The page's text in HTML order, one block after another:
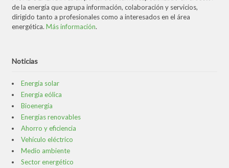
de la energía que agrupa información, colaboración y servicios,
dirigido tanto a profesionales como a interesados en el área
energética. Más información.
Noticias
Energía solar
Energía eólica
Bioenergía
Energías renovables
Ahorro y eficiencia
Vehículo eléctrico
Medio ambiente
Sector energético